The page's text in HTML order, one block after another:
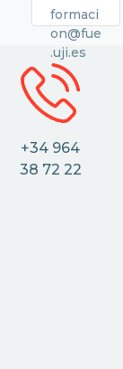
formaci
on@fue
.uji.es
+34 964
38 72 22